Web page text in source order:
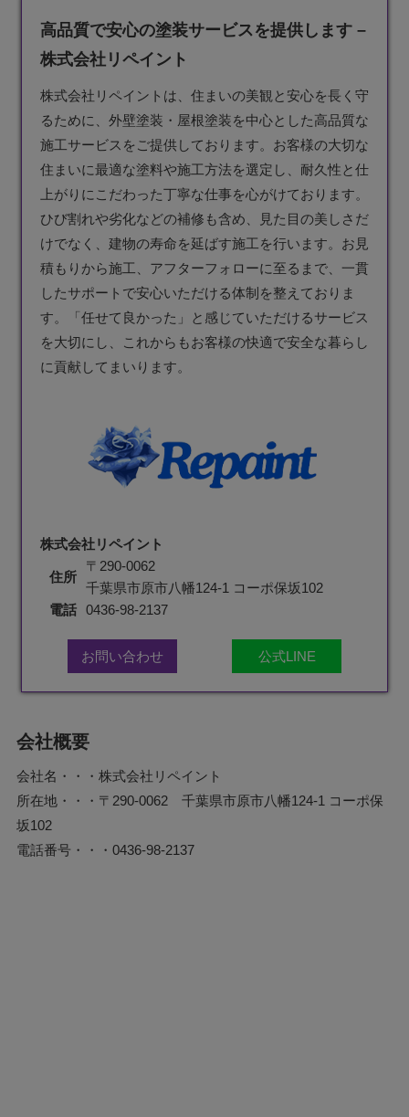
高品質で安心の塗装サービスを提供します –
株式会社リペイント
株式会社リペイントは、住まいの美観と安心を長く守
るために、外壁塗装 ・屋根塗装を中心とした高品質な
施工サービスをご提供しております。お客様の大切な
住まいに最適な塗料や施工方法を選定し、耐久性と仕
上がりにこだわった丁寧な仕事を心がけております。
ひび割れや劣化などの補修も含め、見た目の美しさだ
けでなく、建物の寿命を延ばす施工を行います。お見
積もりから施工、アフターフォローに至るまで、一貫
したサポートで安心いただける体制を整えておりま
す。「任せて良かった」と感じていただけるサービス
を大切にし、これからもお客様の快適で安全な暮らし
に貢献してまいります。
株式会社リペイント
住所
〒290-0062
千葉県市原市八幡124-1 コーポ保坂102
電話 0436-98-2137
お問い合わせ 公式LINE
会社概要
会社名・・・株式会社リペイント
所在地・・・〒290-0062 千葉県市原市八幡124-1 コーポ保
坂102
電話番号・・・0436-98-2137